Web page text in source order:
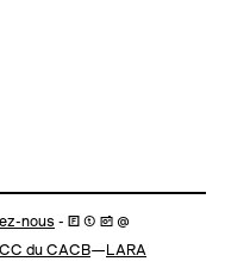
nous - 🄵 ⓣ 📷 @
du CACB— LARA